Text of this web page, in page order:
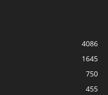
4086
1645
750
455